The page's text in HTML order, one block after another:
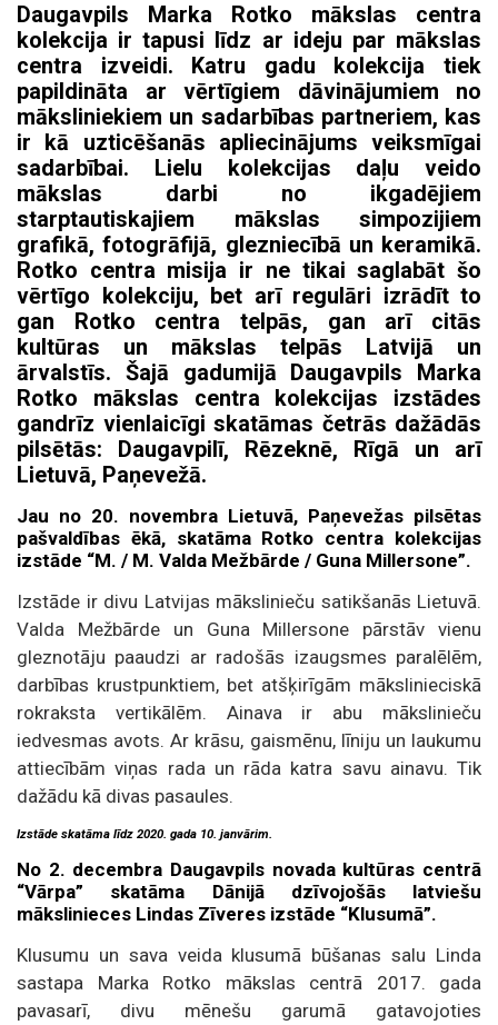
Daugavpils Marka Rotko mākslas centra
kolekcija ir tapusi līdz ar ideju par mākslas
centra izveidi. Katru gadu kolekcija tiek
papildināta ar vērtīgiem dāvinājumiem no
māksliniekiem un sadarbības partneriem, kas
ir kā uzticēšanās apliecinājums veiksmīgai
sadarbībai. Lielu kolekcijas daļu veido
mākslas darbi no ikgadējiem
starptautiskajiem mākslas simpozijiem
grafikā, fotogrāfijā, glezniecībā un keramikā.
Rotko centra misija ir ne tikai saglabāt šo
vērtīgo kolekciju, bet arī regulāri izrādīt to
gan Rotko centra telpās, gan arī citās
kultūras un mākslas telpās Latvijā un
ārvalstīs. Šajā gadumijā Daugavpils Marka
Rotko mākslas centra kolekcijas izstādes
gandrīz vienlaicīgi skatāmas četrās dažādās
pilsētās: Daugavpilī, Rēzeknē, Rīgā un arī
Lietuvā, Paņevežā.
Jau no 20. novembra Lietuvā, Paņevežas pilsētas
pašvaldības ēkā, skatāma Rotko centra kolekcijas
izstāde “M. / M. Valda Mežbārde / Guna Millersone”.
Izstāde ir divu Latvijas mākslinieču satikšanās Lietuvā.
Valda Mežbārde un Guna Millersone pārstāv vienu
gleznotāju paaudzi ar radošās izaugsmes paralēlēm,
darbības krustpunktiem, bet atšķirīgām mākslinieciskā
rokraksta vertikālēm. Ainava ir abu mākslinieču
iedvesmas avots. Ar krāsu, gaismēnu, līniju un laukumu
attiecībām viņas rada un rāda katra savu ainavu. Tik
dažādu kā divas pasaules.
Izstāde skatāma līdz 2020. gada 10. janvārim.
No 2. decembra Daugavpils novada kultūras centrā
“Vārpa” skatāma Dānijā dzīvojošās latviešu
mākslinieces Lindas Zīveres izstāde “Klusumā”.
Klusumu un sava veida klusumā būšanas salu Linda
sastapa Marka Rotko mākslas centrā 2017. gada
pavasarī, divu mēnešu garumā gatavojoties